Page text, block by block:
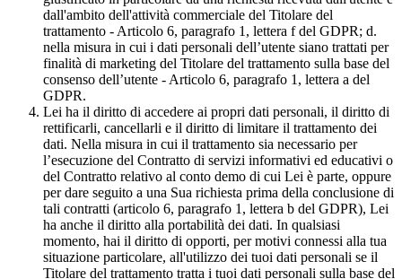
dall'ambito dell'attività commerciale del Titolare del
trattamento - Articolo 6, paragrafo 1, lettera f del GDPR; d.
nella misura in cui i dati personali dell’utente siano trattati per
finalità di marketing del Titolare del trattamento sulla base del
consenso dell’utente - Articolo 6, paragrafo 1, lettera a del
GDPR.
Lei ha il diritto di accedere ai propri dati personali, il diritto di
rettificarli, cancellarli e il diritto di limitare il trattamento dei
dati. Nella misura in cui il trattamento sia necessario per
l’esecuzione del Contratto di servizi informativi ed educativi o
del Contratto relativo al conto demo di cui Lei è parte, oppure
per dare seguito a una Sua richiesta prima della conclusione di
tali contratti (articolo 6, paragrafo 1, lettera b del GDPR), Lei
ha anche il diritto alla portabilità dei dati. In qualsiasi
momento, hai il diritto di opporti, per motivi connessi alla tua
situazione particolare, all'utilizzo dei tuoi dati personali se il
Titolare del trattamento tratta i tuoi dati personali sulla base del